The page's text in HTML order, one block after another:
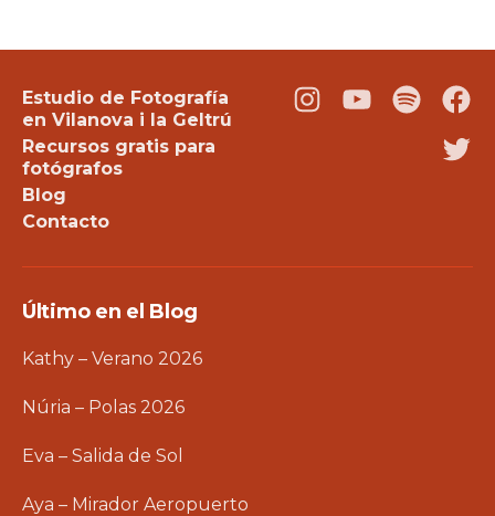
Estudio de Fotografía
en Vilanova i la Geltrú
Recursos gratis para
fotógrafos
Blog
Contacto
Instagram
YoutubePodcast
Último en el Blog
Kathy – Verano 2026
Núria – Polas 2026
Eva – Salida de Sol
Aya – Mirador Aeropuerto